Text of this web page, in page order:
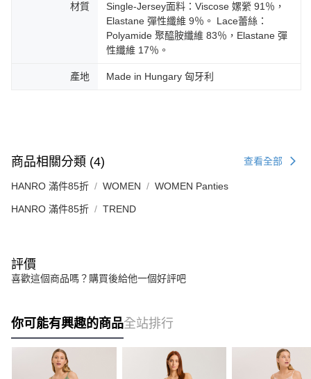
材質
Single-Jersey面料：Viscose 嫘縈 91％，
Elastane 彈性纖維 9％。 Lace蕾絲：
Polyamide 聚醯胺纖維 83％，Elastane 彈
性纖維 17％。
產地 Made in Hungary 匈牙利
商品相關分類 (4) 查看全部
HANRO 滿件85折 WOMEN WOMEN Panties
HANRO 滿件85折 TREND
評價
喜歡這個商品嗎？購買後給他一個好評吧
你可能有興趣的商品全站排行